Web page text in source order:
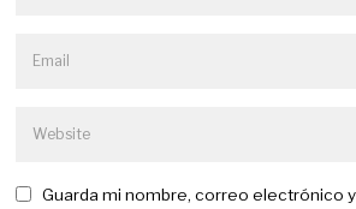
Guarda mi nombre, correo electrónico